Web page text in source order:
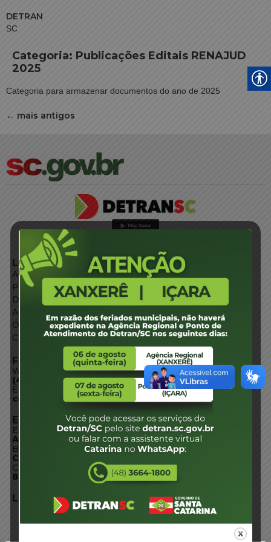
DETRAN
SC
Categoria: Publicações Editais RENAJUD
2025
Categoria para armazenar documentos do ano de 2025
← mais antigos
LINKS EXTERNOS
Agência de Notícias
Portal de Serviços
Diário Oficial
Acesso à Informação
Órgãos do Governo
Conheça SC
FALE CONOSCO
WhatsApp:
(48) 3664-1800
E-mail:
centraldeinformacoes@detran.sc.gov.br
ENDEREÇO
Endereço:
Av. Almirante Tamandaré - 480
Bairro:
Coqueiros, Florianópolis SC
CEP:
88.080-160
LOCALIZAÇÃO